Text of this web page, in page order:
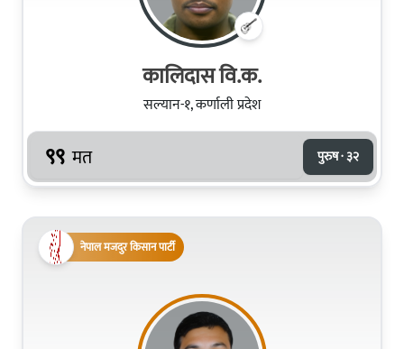
कालिदास वि.क.
सल्यान-१, कर्णाली प्रदेश
९९ मत पुरुष · ३२
नेपाल मजदुर किसान पार्टी